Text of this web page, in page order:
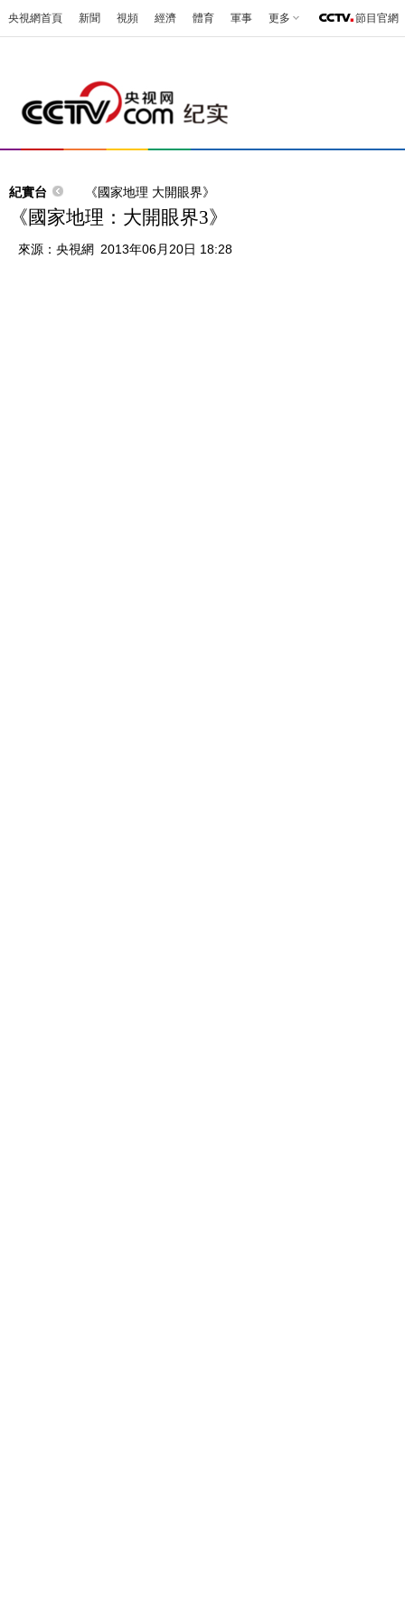
央視網首頁 新聞 視頻 經濟 體育 軍事 更多 節目官網
紀實台 《國家地理 大開眼界》
《國家地理：大開眼界3》
來源： 央視網 2013年06月20日 18:28